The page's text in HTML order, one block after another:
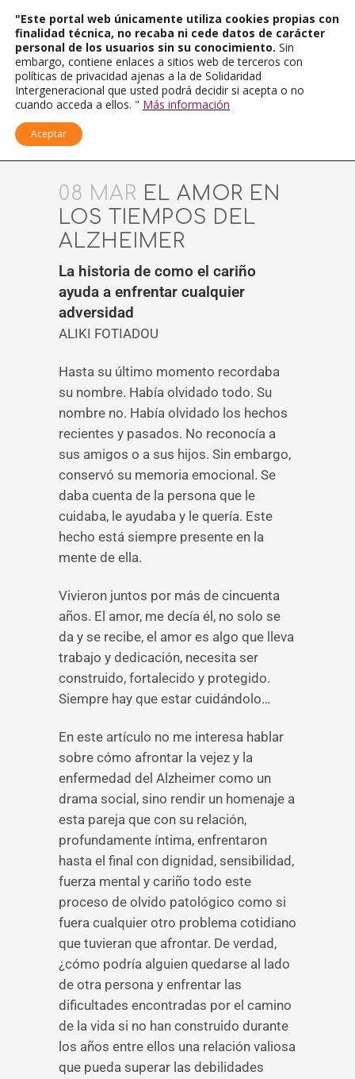
08 MAR EL AMOR EN
LOS TIEMPOS DEL
ALZHEIMER
La historia de como el cariño
ayuda a enfrentar cualquier
adversidad
ALIKI FOTIADOU
Hasta su último momento recordaba
su nombre. Había olvidado todo. Su
nombre no. Había olvidado los hechos
recientes y pasados. No reconocía a
sus amigos o a sus hijos. Sin embargo,
conservó su memoria emocional. Se
daba cuenta de la persona que le
cuidaba, le ayudaba y le quería. Este
hecho está siempre presente en la
mente de ella.
Vivieron juntos por más de cincuenta
años. El amor, me decía él, no solo se
da y se recibe, el amor es algo que lleva
trabajo y dedicación, necesita ser
construido, fortalecido y protegido.
Siempre hay que estar cuidándolo…
En este artículo no me interesa hablar
sobre cómo afrontar la vejez y la
enfermedad del Alzheimer como un
drama social, sino rendir un homenaje a
esta pareja que con su relación,
profundamente íntima, enfrentaron
hasta el final con dignidad, sensibilidad,
fuerza mental y cariño todo este
proceso de olvido patológico como si
fuera cualquier otro problema cotidiano
que tuvieran que afrontar. De verdad,
¿cómo podría alguien quedarse al lado
de otra persona y enfrentar las
dificultades encontradas por el camino
de la vida si no han construido durante
los años entre ellos una relación valiosa
que pueda superar las debilidades
"Este portal web únicamente utiliza cookies propias con
finalidad técnica, no recaba ni cede datos de carácter
personal de los usuarios sin su conocimiento. Sin
embargo, contiene enlaces a sitios web de terceros con
políticas de privacidad ajenas a la de Solidaridad
Intergeneracional que usted podrá decidir si acepta o no
cuando acceda a ellos. " Más información
Aceptar